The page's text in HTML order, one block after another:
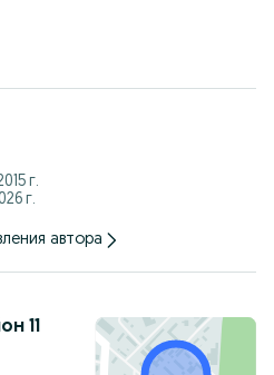
г.
г.
автора
11